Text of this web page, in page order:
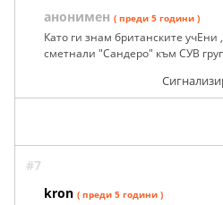
анонимен ( преди 5 години )
Като ги знам британските учЕни
сметнали "Сандеро" към СУВ
#7
kron ( преди 5 години )